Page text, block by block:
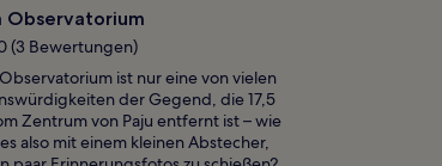
Chou
Observatorium
(3 Bewertungen)
ist nur eine von vielen
der Gegend, die 17,5
Zentrum von Paju entfernt ist – wie
also mit einem kleinen Abstecher,